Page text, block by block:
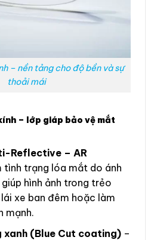
– nền tảng cho độ bền và sự
thoải mái
– lớp giáp bảo vệ mắt
Reflective – AR
tình trạng lóa mắt do ánh
hình ảnh trong trẻo
xe ban đêm hoặc làm
mạnh.
xanh (Blue Cut coating)–